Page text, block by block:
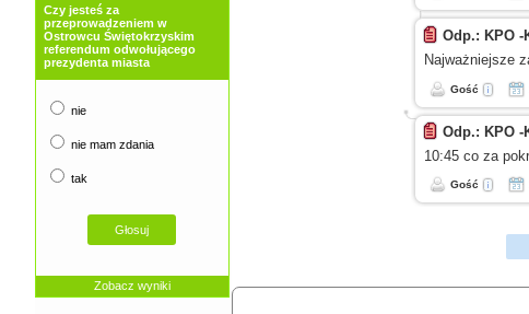
Czy jesteś za
przeprowadzeniem w
Ostrowcu Świętokrzyskim
referendum odwołującego
prezydenta miasta
nie
nie mam zdania
tak
Zobacz wyniki
Odp.: KPO
Najważniejsze
Gość
Odp.: KPO
10:45 co za
Gość